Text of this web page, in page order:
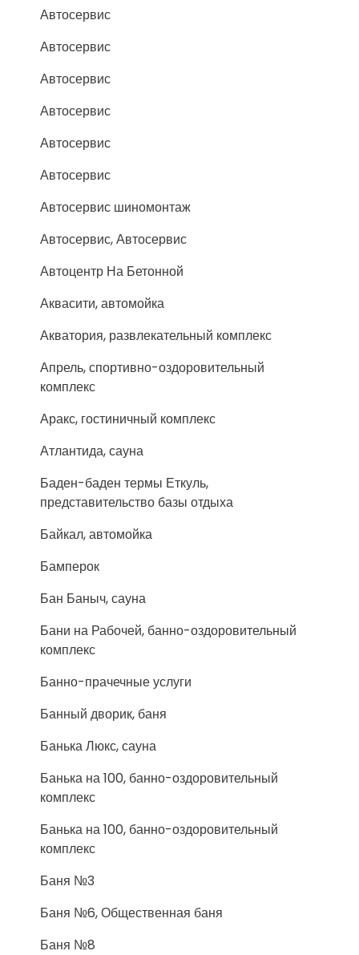
Автосервис
Автосервис
Автосервис
Автосервис
Автосервис
Автосервис
Автосервис шиномонтаж
Автосервис, Автосервис
Автоцентр На Бетонной
Аквасити, автомойка
Акватория, развлекательный комплекс
Апрель, спортивно-оздоровительный
комплекс
Аракс, гостиничный комплекс
Атлантида, сауна
Баден-баден термы Еткуль,
представительство базы отдыха
Байкал, автомойка
Бамперок
Бан Баныч, сауна
Бани на Рабочей, банно-оздоровительный
комплекс
Банно-прачечные услуги
Банный дворик, баня
Банька Люкс, сауна
Банька на 100, банно-оздоровительный
комплекс
Банька на 100, банно-оздоровительный
комплекс
Баня №3
Баня №6, Общественная баня
Баня №8